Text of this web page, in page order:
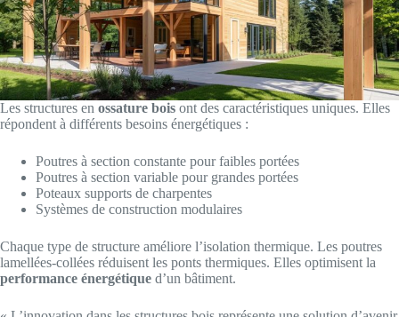
Les structures en ossature bois ont des caractéristiques uniques. Elles
répondent à différents besoins énergétiques :
Poutres à section constante pour faibles portées
Poutres à section variable pour grandes portées
Poteaux supports de charpentes
Systèmes de construction modulaires
Chaque type de structure améliore l’isolation thermique. Les poutres
lamellées-collées réduisent les ponts thermiques. Elles optimisent la
performance énergétique d’un bâtiment.